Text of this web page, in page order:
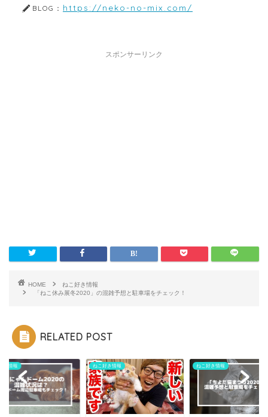
BLOG： https://neko-no-mix.com/
スポンサーリンク
HOME
ねこ好き情報
「ねこ休み展冬2020」の混雑予想と駐車場をチェック！
RELATED POST
き情報 ねこ好き情報 ねこ好き情報